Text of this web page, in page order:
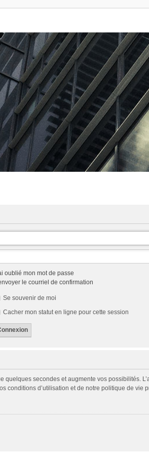
oublié mon mot de passe
le courriel de confirmation
Se souvenir de moi
Cacher mon statut en ligne pour cette session
quelques secondes et augmente vos possibilités.
conditions d’utilisation et de notre politique de